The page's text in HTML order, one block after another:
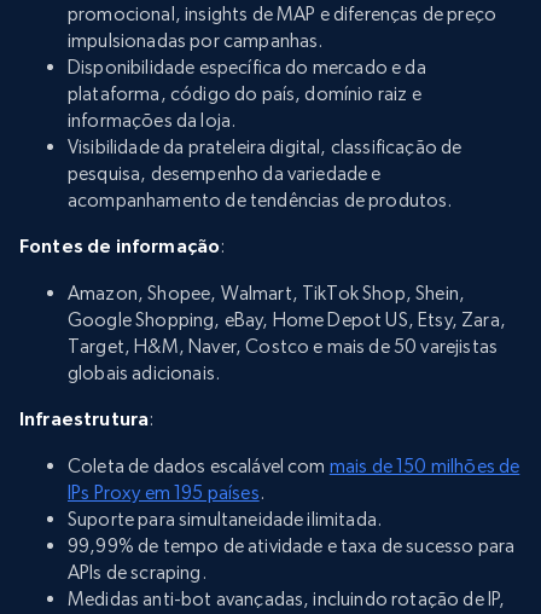
promocional, insights de MAP e diferenças de preço
impulsionadas por campanhas.
Disponibilidade específica do mercado e da
plataforma, código do país, domínio raiz e
informações da loja.
Visibilidade da prateleira digital, classificação de
pesquisa, desempenho da variedade e
acompanhamento de tendências de produtos.
Fontes de informação:
Amazon, Shopee, Walmart, TikTok Shop, Shein,
Google Shopping, eBay, Home Depot US, Etsy, Zara,
Target, H&M, Naver, Costco e mais de 50 varejistas
globais adicionais.
Infraestrutura:
Coleta de dados escalável com mais de 150 milhões de
IPs Proxy em 195 países.
Suporte para simultaneidade ilimitada.
99,99% de tempo de atividade e taxa de sucesso para
APIs de scraping.
Medidas anti-bot avançadas, incluindo rotação de IP,